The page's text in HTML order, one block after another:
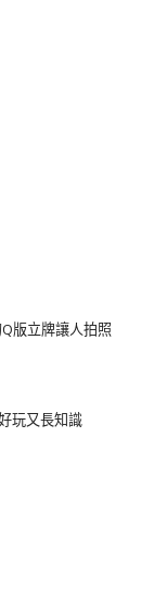
版立牌讓人拍照